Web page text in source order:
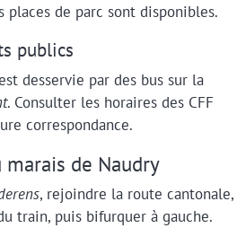
de parc sont disponibles.
publics
desservie par des bus sur la
. Consulter les horaires des CFF
correspondance.
marais de Naudry
, rejoindre la route cantonale,
train, puis bifurquer à gauche.